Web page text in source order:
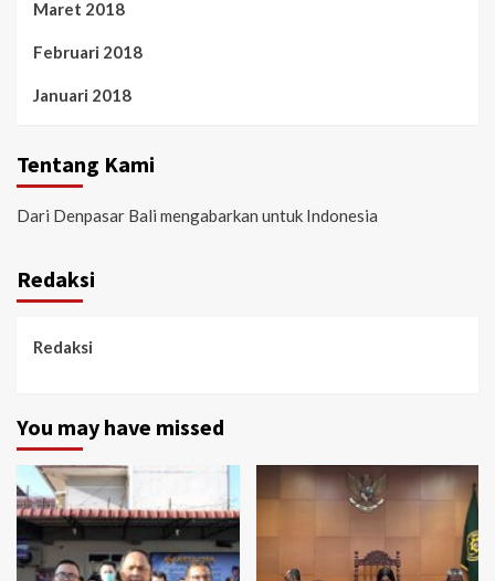
Maret 2018
Februari 2018
Januari 2018
Tentang Kami
Dari Denpasar Bali mengabarkan untuk Indonesia
Redaksi
Redaksi
You may have missed